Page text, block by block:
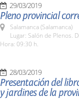
29/03/2019
Pleno provincial
Salamanca (Salamanca)
Lugar: Salón de Plenos.
Hora: 09:30 h.
28/03/2019
Presentación del
y jardines de la